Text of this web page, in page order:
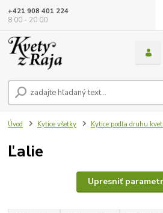
+421 908 401 224
8:00 - 20:00
Úvod Kytice všetky Kytice podľa druhu
Ľalie
Upresniť